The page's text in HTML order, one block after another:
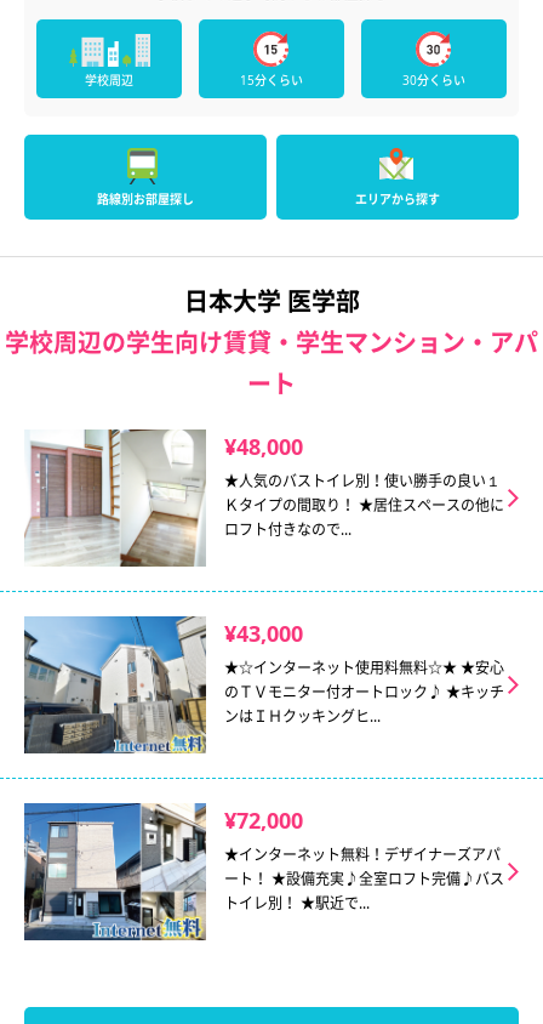
学校周辺 15分くらい 30分くらい
路線別お部屋探し エリアから探す
日本大学 医学部
学校周辺の学生向け賃貸・学生マンション・アパ
ート
¥48,000
★人気のバストイレ別！使い勝手の良い１
Ｋタイプの間取り！ ★居住スペースの他に
ロフト付きなので...
¥43,000
★☆インターネット使用料無料☆★ ★安心
のＴＶモニター付オートロック♪ ★キッチ
ンはＩＨクッキングヒ...
¥72,000
★インターネット無料！デザイナーズアパ
ート！ ★設備充実♪全室ロフト完備♪バス
トイレ別！ ★駅近で...